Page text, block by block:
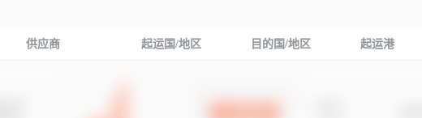
供应商 起运国/地区 目的国/地区 起运港